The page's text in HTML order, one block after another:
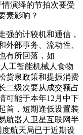
演绎的节拍次要受
素影响？
的计较机和通信，
外部事务、流动性、
有所回落，如
工智能机械人食物
货泉政策和提振消费
二级次要从成交额占
可能于本年12月中下
首，短期逢低设置装
航器人卫星互联网半
航天局已于近期设